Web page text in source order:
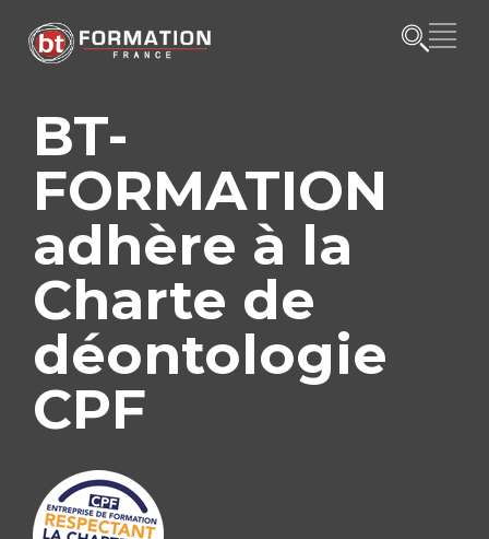
Rechercher une formation
BT-
FORMATION
adhère à la
Charte de
déontologie
CPF